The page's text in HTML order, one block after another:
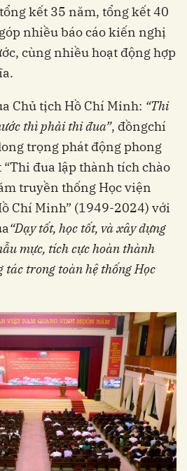
kết 35 năm, tổng kết 40
nhiều báo cáo kiến nghị
cùng nhiều hoạt động hợp
Chủ tịch Hồ Chí Minh: “Thi
thì phải thi đua”, đồngchí
trọng phát động phong
đua lập thành tích chào
truyền thống Học viện
Chí Minh” (1949-2024) với
“Dạy tốt, học tốt, và xây dựng
mực, tích cực hoàn thành
tác trong toàn hệ thống Học